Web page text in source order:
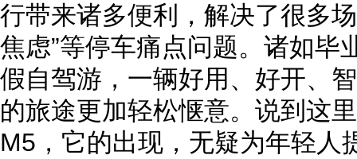
行带来诸多便利，解决了很多
焦虑”等停车痛点问题。诸如毕
假自驾游，一辆好用、好开、
的旅途更加轻松惬意。说到这
M5，它的出现，无疑为年轻人